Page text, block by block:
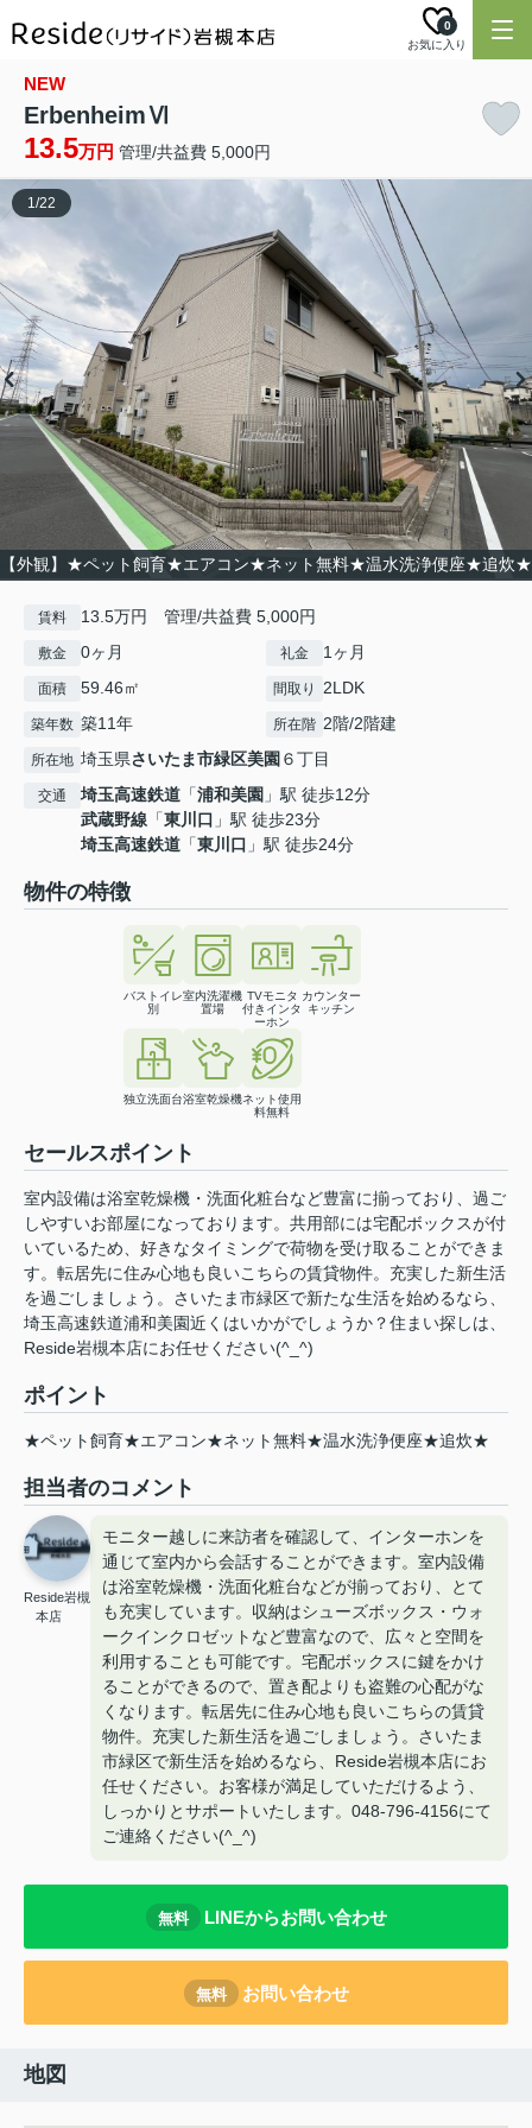
お気に入り
0
NEW
ErbenheimⅥ
13.5万円 管理/共益費 5,000円
【外観】★ペット飼育★エアコン★ネット無料★温水洗浄便座★追炊★
1/22
賃料 13.5万円 管理/共益費 5,000円
敷金 0ヶ月 礼金 1ヶ月
面積 59.46㎡ 間取り 2LDK
築年数 築11年 所在階 2階/2階建
所在地 埼玉県さいたま市緑区美園 ６丁目
交通 埼玉高速鉄道 「浦和美園 」駅 徒歩12分
武蔵野線 「東川口 」駅 徒歩23分
埼玉高速鉄道 「東川口 」駅 徒歩24分
物件の特徴
バストイレ
別
室内洗濯機
置場
TVモニタ
付きインタ
ーホン
カウンター
キッチン
独立洗面台浴室乾燥機ネット使用
料無料
セールスポイント
室内設備は浴室乾燥機・洗面化粧台など豊富に揃っており、過ご
しやすいお部屋になっております。共用部には宅配ボックスが付
いているため、好きなタイミングで荷物を受け取ることができま
す。転居先に住み心地も良いこちらの賃貸物件。充実した新生活
を過ごしましょう。さいたま市緑区で新たな生活を始めるなら、
埼玉高速鉄道浦和美園近くはいかがでしょうか？住まい探しは、
Reside岩槻本店にお任せください(^_^)
ポイント
★ペット飼育★エアコン★ネット無料★温水洗浄便座★追炊★
担当者のコメント
Reside岩槻
本店
モニター越しに来訪者を確認して、インターホンを
通じて室内から会話することができます。室内設備
は浴室乾燥機・洗面化粧台などが揃っており、とて
も充実しています。収納はシューズボックス・ウォ
ークインクロゼットなど豊富なので、広々と空間を
利用することも可能です。宅配ボックスに鍵をかけ
ることができるので、置き配よりも盗難の心配がな
くなります。転居先に住み心地も良いこちらの賃貸
物件。充実した新生活を過ごしましょう。さいたま
市緑区で新生活を始めるなら、Reside岩槻本店にお
任せください。お客様が満足していただけるよう、
しっかりとサポートいたします。048-796-4156にて
ご連絡ください(^_^)
無料 LINEからお問い合わせ
無料 お問い合わせ
地図